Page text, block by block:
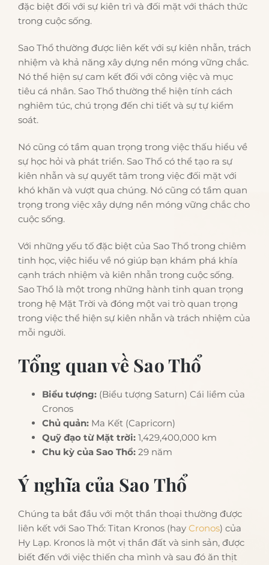
đặc biệt đối với sự kiên trì và đối mặt với thách thức
trong cuộc sống.
Sao Thổ thường được liên kết với sự kiên nhẫn, trách
nhiệm và khả năng xây dựng nền móng vững chắc.
Nó thể hiện sự cam kết đối với công việc và mục
tiêu cá nhân. Sao Thổ thường thể hiện tính cách
nghiêm túc, chú trọng đến chi tiết và sự tự kiểm
soát.
Nó cũng có tầm quan trọng trong việc thấu hiểu về
sự học hỏi và phát triển. Sao Thổ có thể tạo ra sự
kiên nhẫn và sự quyết tâm trong việc đối mặt với
khó khăn và vượt qua chúng. Nó cũng có tầm quan
trọng trong việc xây dựng nền móng vững chắc cho
cuộc sống.
Với những yếu tố đặc biệt của Sao Thổ trong chiêm
tinh học, việc hiểu về nó giúp bạn khám phá khía
cạnh trách nhiệm và kiên nhẫn trong cuộc sống.
Sao Thổ là một trong những hành tinh quan trọng
trong hệ Mặt Trời và đóng một vai trò quan trọng
trong việc thể hiện sự kiên nhẫn và trách nhiệm của
mỗi người.
Tổng quan về Sao Thổ
Biểu tượng: (Biểu tượng Saturn) Cái liềm của
Cronos
Chủ quản: Ma Kết (Capricorn)
Quỹ đạo từ Mặt trời: 1,429,400,000 km
Chu kỳ của Sao Thổ: 29 năm
Ý nghĩa của Sao Thổ
Chúng ta bắt đầu với một thần thoại thường được
liên kết với Sao Thổ: Titan Kronos (hay Cronos) của
Hy Lạp. Kronos là một vị thần đất và sinh sản, được
biết đến với việc thiến cha mình và sau đó ăn thịt